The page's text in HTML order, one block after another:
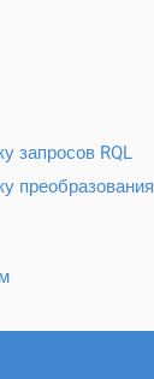
запросов RQL
преобразования